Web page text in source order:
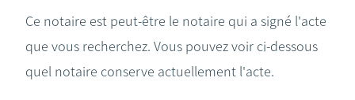
Le notaire
Ce notaire est peut-être le notaire qui a signé l'acte
que vous recherchez. Vous pouvez voir ci-dessous
quel notaire conserve actuellement l'acte.